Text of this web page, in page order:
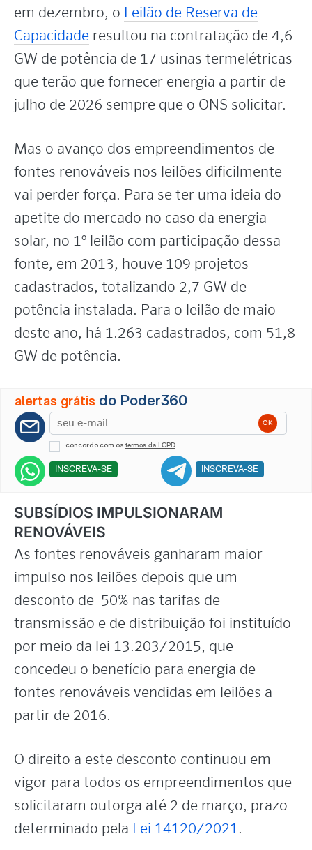
em dezembro, o Leilão de Reserva de
Capacidade resultou na contratação de 4,6
GW de potência de 17 usinas termelétricas
que terão que fornecer energia a partir de
julho de 2026 sempre que o ONS solicitar.
Mas o avanço dos empreendimentos de
fontes renováveis nos leilões dificilmente
vai perder força. Para se ter uma ideia do
apetite do mercado no caso da energia
solar, no 1º leilão com participação dessa
fonte, em 2013, houve 109 projetos
cadastrados, totalizando 2,7 GW de
potência instalada. Para o leilão de maio
deste ano, há 1.263 cadastrados, com 51,8
GW de potência.
alertas grátis do Poder360
concordo com os termos da LGPD
INSCREVA-SE INSCREVA-SE
SUBSÍDIOS IMPULSIONARAM
RENOVÁVEIS
As fontes renováveis ganharam maior
impulso nos leilões depois que um
desconto de 50% nas tarifas de
transmissão e de distribuição foi instituído
por meio da lei 13.203/2015, que
concedeu o benefício para energia de
fontes renováveis vendidas em leilões a
partir de 2016.
O direito a este desconto continuou em
vigor para todos os empreendimentos que
solicitaram outorga até 2 de março, prazo
determinado pela Lei 14120/2021.